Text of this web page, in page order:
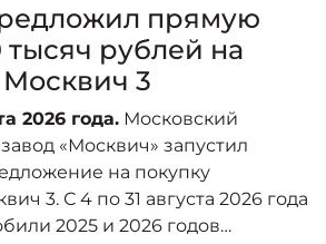
прямую
тысяч рублей на
3
2026 года. Московский
«Москвич» запустил
на покупку
3. С 4 по 31 августа 2026 года
2025 и 2026 годов